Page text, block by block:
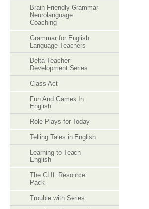
Brain Friendly Grammar
Neurolanguage
Coaching
Grammar for English
Language Teachers
Delta Teacher
Development Series
Class Act
Fun And Games In
English
Role Plays for Today
Telling Tales in English
Learning to Teach
English
The CLIL Resource
Pack
Trouble with Series